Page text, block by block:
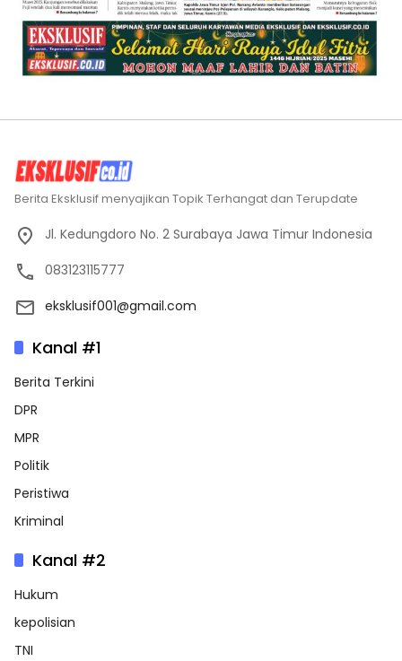
Berita Eksklusif menyajikan Topik Terhangat dan Terupdate
Jl. Kedungdoro No. 2 Surabaya Jawa Timur Indonesia
083123115777
eksklusif001@gmail.com
Kanal #1
Berita Terkini
DPR
MPR
Politik
Peristiwa
Kriminal
Kanal #2
Hukum
kepolisian
TNI